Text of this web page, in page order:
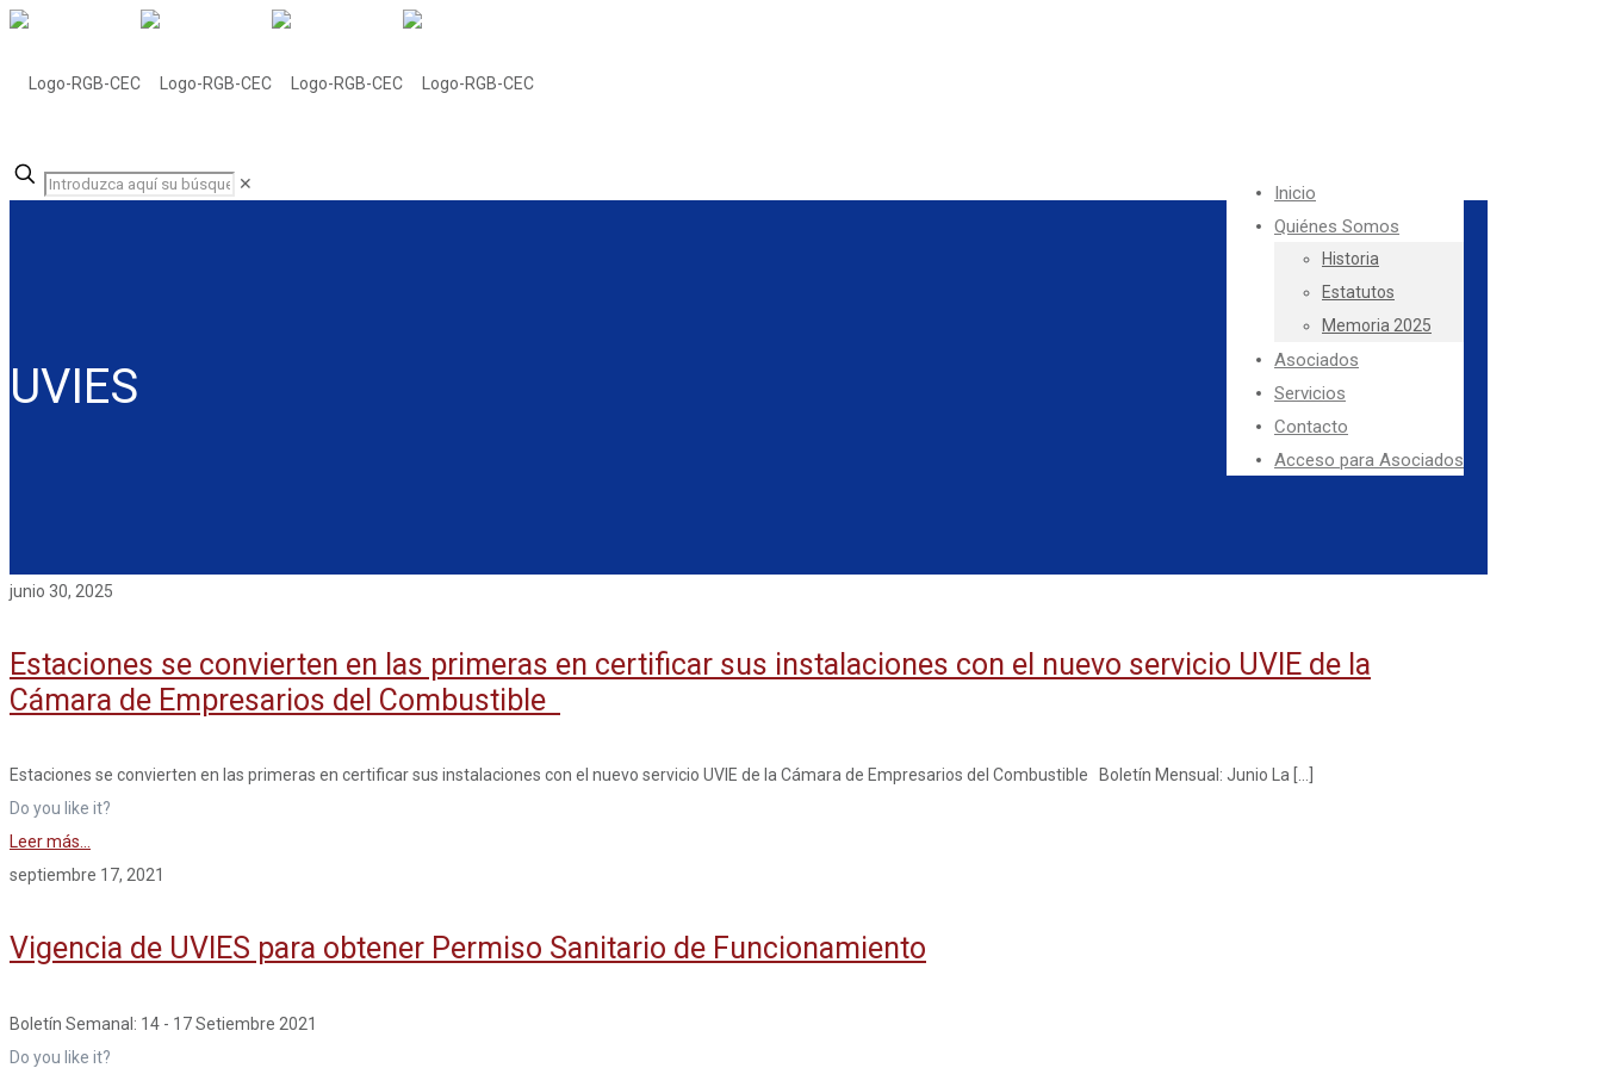
Inicio
Quiénes Somos
Historia
Estatutos
Memoria 2025
Asociados
Servicios
Contacto
Acceso para Asociados
✕
UVIES
junio 30, 2025
Estaciones se convierten en las primeras en certificar sus instalaciones con el nuevo servicio UVIE de la
Cámara de Empresarios del Combustible
Estaciones se convierten en las primeras en certificar sus instalaciones con el nuevo servicio UVIE de la Cámara de Empresarios del Combustible Boletín Mensual: Junio La
Do you like it?
Leer más...
septiembre 17, 2021
Vigencia de UVIES para obtener Permiso Sanitario de Funcionamiento
Boletín Semanal: 14 - 17 Setiembre 2021
Do you like it?